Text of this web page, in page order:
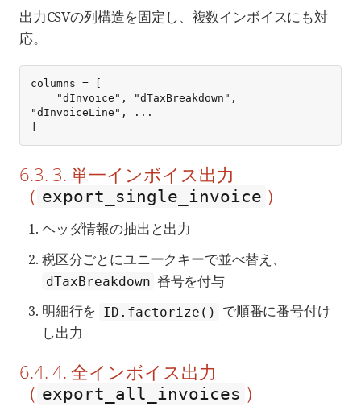
出力CSVの列構造を固定し、複数インボイスにも対
応。
columns = [
"dInvoiceLine", ...
6.3. 3. 単一インボイス出力
（ export_single_invoice ）
ヘッダ情報の抽出と出力
税区分ごとにユニークキーで並べ替え、
dTaxBreakdown 番号を付与
明細行を ID.factorize()
で順番に番号付け
し出力
6.4. 4. 全インボイス出力
（ export_all_invoices ）